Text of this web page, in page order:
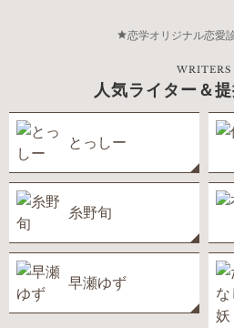
恋学オリジナル恋愛
WRITERS
人気ライター＆
とっしー
糸野旬
早瀬ゆず